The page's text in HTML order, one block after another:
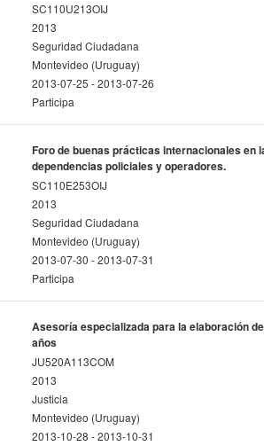
SC110U213OIJ
2013
Seguridad Ciudadana
Montevideo (Uruguay)
2013-07-25 - 2013-07-26
Participa
Foro de buenas prácticas internacionales en
dependencias policiales y operadores.
SC110E253OIJ
2013
Seguridad Ciudadana
Montevideo (Uruguay)
2013-07-30 - 2013-07-31
Participa
Asesoría especializada para la elaboración
años
JU520A113COM
2013
Justicia
Montevideo (Uruguay)
2013-10-28 - 2013-10-31